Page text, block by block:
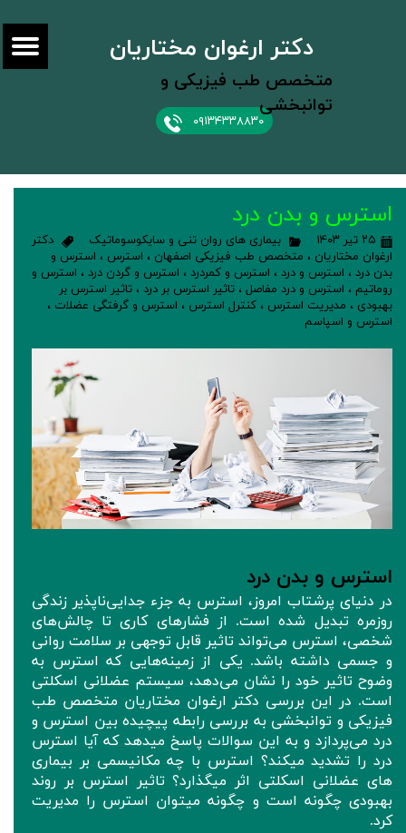
۰۹۱۳۴۳۳۸۸۳۰
دکتر ارغوان مختاریان
متخصص طب فیزیکی و
توانبخشی
استرس و بدن درد
۲۵ تیر ۱۴۰۳ بیماری های روان تنی و سایکوسوماتیک
دکتر
ارغوان مختاریان ، متخصص طب فیزیکی اصفهان ، استرس ، استرس و
بدن درد ، استرس و درد ، استرس و کمردرد ، استرس و گردن درد ، استرس و
روماتیم ، استرس و درد مفاصل ، تاثیر استرس بر درد ، تاثیر استرس بر
بهبودی ، مدیریت استرس ، کنترل استرس ، استرس و گرفتگی عضلات ،
استرس و اسپاسم
استرس و بدن درد
در دنیای پرشتاب امروز، استرس به جزء جدایی‌ناپذیر زندگی
روزمره تبدیل شده است. از فشارهای کاری تا چالش‌های
شخصی، استرس می‌تواند تاثیر قابل توجهی بر سلامت روانی
و جسمی داشته باشد. یکی از زمینه‌هایی که استرس به
وضوح تاثیر خود را نشان می‌دهد، سیستم عضلانی اسکلتی
است. در این بررسی دکتر ارغوان مختاریان متخصص طب
فیزیکی و توانبخشی به بررسی رابطه پیچیده بین استرس و
درد می‌پردازد و به این سوالات پاسخ میدهد که آیا استرس
درد را تشدید میکند؟ استرس با چه مکانیسمی بر بیماری
های عضلانی اسکلتی اثر میگذارد؟ تاثیر استرس بر روند
بهبودی چگونه است و چگونه میتوان استرس را مدیریت
کرد.